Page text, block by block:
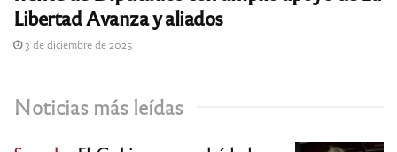
Libertad Avanza y aliados
3 de diciembre de 2025
Noticias más leídas